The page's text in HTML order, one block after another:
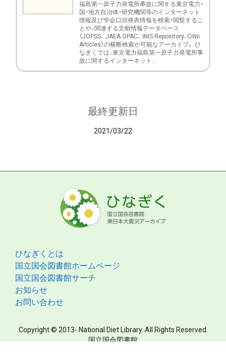
福島第一原子力発電所事故に関する東京電力・
国・地方自治体・研究機関等のインターネット
情報及び学会口頭発表情報を検索・閲覧するこ
とや、関連する文献情報データベース
（JOPSS、 JAEA OPAC、 INIS Repository、CiNii
Articles）の横断検索が可能なアーカイブ。 ひ
なぎくでは、東京電力福島第一原子力発電所事
故に関するインターネット...
最終更新日
2021/03/22
ひなぎくとは
国立国会図書館ホームページ
国立国会図書館サーチ
お知らせ
お問い合わせ
Copyright © 2013- National Diet Library. All Rights Reserved.